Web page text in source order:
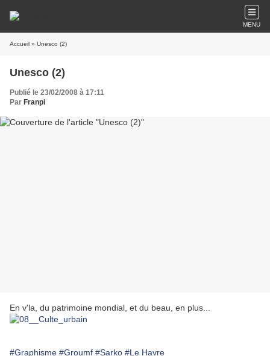
MENU
Accueil » Unesco (2)
Unesco (2)
Publié le 23/02/2008 à 17:11
Par Franpi
En v'la, du patrimoine mondial, et du beau, en plus...
#Graphisme #Groumf #Sarko #Le Havre